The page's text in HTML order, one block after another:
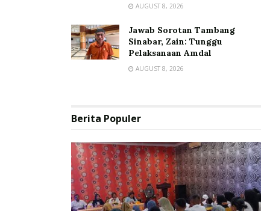
AUGUST 8, 2026
Jawab Sorotan Tambang
Sinabar, Zain: Tunggu
Pelaksanaan Amdal
AUGUST 8, 2026
Berita Populer